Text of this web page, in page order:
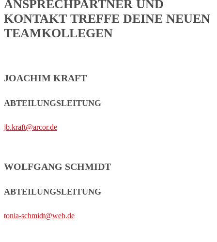
ANSPRECHPARTNER UND
KONTAKT TREFFE DEINE NEUEN
TEAMKOLLEGEN
JOACHIM KRAFT
ABTEILUNGSLEITUNG
jb.kraft@arcor.de
WOLFGANG SCHMIDT
ABTEILUNGSLEITUNG
tonia-schmidt@web.de